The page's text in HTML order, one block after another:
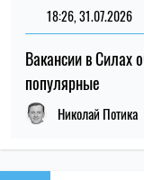
18:26, 31.07.2026
Вакансии в Силах
популярные
Николай Потика